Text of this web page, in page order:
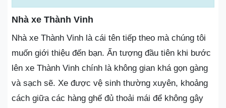
Nhà xe Thành Vinh
Nhà xe Thành Vinh là cái tên tiếp theo mà chúng tôi
muốn giới thiệu đến bạn. Ấn tượng đầu tiên khi bước
lên xe Thành Vinh chính là không gian khá gọn gàng
và sạch sẽ. Xe được vệ sinh thường xuyên, khoảng
cách giữa các hàng ghế đủ thoải mái để không gây